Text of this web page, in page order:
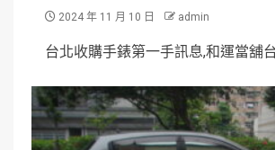
2024 年 11 月 10 日 admin
台北收購手錶第一手訊息,和運當舖